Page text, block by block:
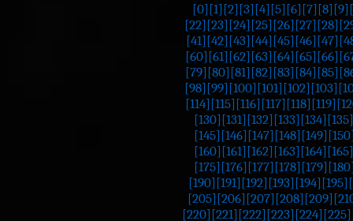
[0] [1] [2] [3] [4] [5] [6] [7] [8] [9]
[22] [23] [24] [25] [26] [27] [28]
[41] [42] [43] [44] [45] [46] [47]
[60] [61] [62] [63] [64] [65] [66]
[79] [80] [81] [82] [83] [84] [85]
[98] [99] [100] [101] [102] [103]
[114] [115] [116] [117] [118] [119]
[130] [131] [132] [133] [134] [135]
[145] [146] [147] [148] [149]
[160] [161] [162] [163] [164] [165]
[175] [176] [177] [178] [179]
[190] [191] [192] [193] [194] [195]
[205] [206] [207] [208] [209]
[220] [221] [222] [223] [224] [225]